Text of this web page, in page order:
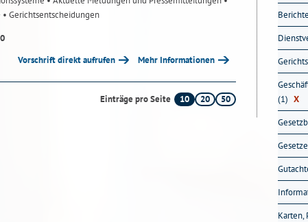
• Gerichtsentscheidungen
Vorschrift direkt aufrufen Mehr Informationen
Einträge pro Seite 10 20 50
(1) X
Karten,